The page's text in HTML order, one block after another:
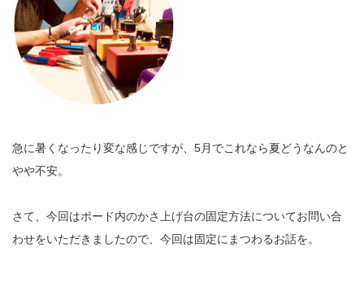
急に暑くなったり変な感じですが、5月でこれなら夏どうなんのと
やや不安。
さて、今回はボード内のかさ上げ台の固定方法についてお問い合
わせをいただきましたので、今回は固定にまつわるお話を。